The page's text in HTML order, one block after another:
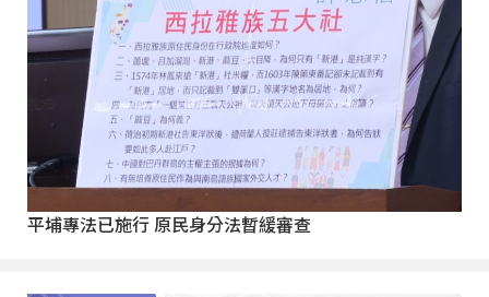
平埔專法已施行 原民身分法暫緩審查